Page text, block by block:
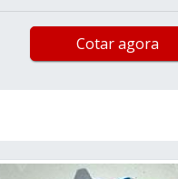
Cotar agora